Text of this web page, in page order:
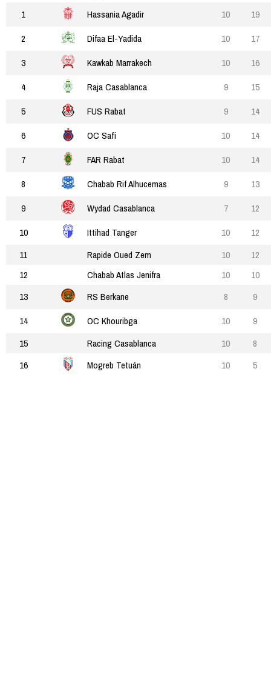
1
Hassania Agadir 10
19
2
Difaa El-Yadida 10
17
3
Kawkab Marrakech 10
16
4
Raja Casablanca 9
15
5
FUS Rabat 9
14
6
OC Safi 10
14
7
FAR Rabat 10
14
8
Chabab Rif Alhucemas 9
13
9
Wydad Casablanca 7
12
10
Ittihad Tanger 10
12
11
Rapide Oued Zem 10
12
12
Chabab Atlas Jenifra 10
10
13
RS Berkane 8
9
14
OC Khouribga 10
9
15
Racing Casablanca 10
8
16
Mogreb Tetuán 10 5